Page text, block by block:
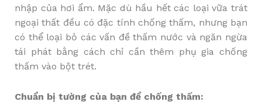
nhập của hơi ẩm. Mặc dù hầu hết các loại vữa trát
ngoại thất đều có đặc tính chống thấm, nhưng bạn
có thể loại bỏ các vấn đề thấm nước và ngăn ngừa
tái phát bằng cách chỉ cần thêm phụ gia chống
thấm vào bột trét.
Chuẩn bị tường của bạn để chống thấm: